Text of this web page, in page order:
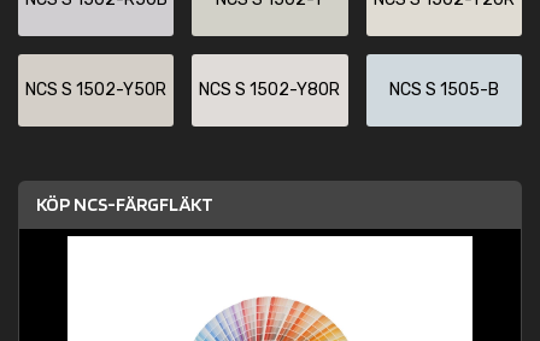
NCS S 1502-Y50R NCS S 1502-Y80R NCS S 1505-B
KÖP NCS-FÄRGFLÄKT